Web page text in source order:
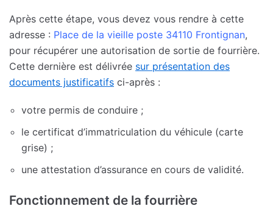
Après cette étape, vous devez vous rendre à cette
adresse : Place de la vieille poste 34110 Frontignan,
pour récupérer une autorisation de sortie de fourrière.
Cette dernière est délivrée sur présentation des
documents justificatifs ci-après :
votre permis de conduire ;
le certificat d’immatriculation du véhicule (carte
grise) ;
une attestation d’assurance en cours de validité.
Fonctionnement de la fourrière